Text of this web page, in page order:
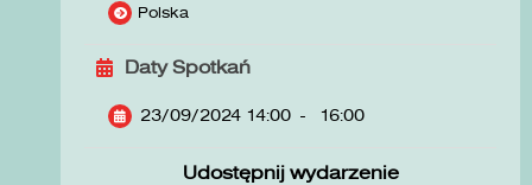
Polska
Daty Spotkań
23/09/2024 14:00 - 16:00
Udostępnij wydarzenie